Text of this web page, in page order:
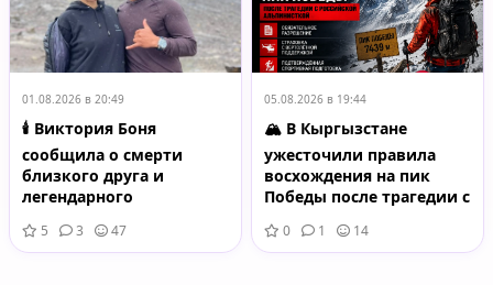
01.08.2026 в 20:49
🕯️ Виктория Боня
сообщила о смерти
близкого друга и
легендарного
Пурджи
5 3 47
05.08.2026 в 19:44
🏔️ В Кыргызстане
ужесточили правила
восхождения на пик
Победы после трагедии с
альпинисткой
0 1 14